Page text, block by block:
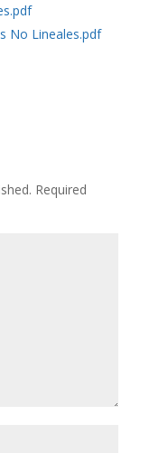
No Lineales.pdf
Required